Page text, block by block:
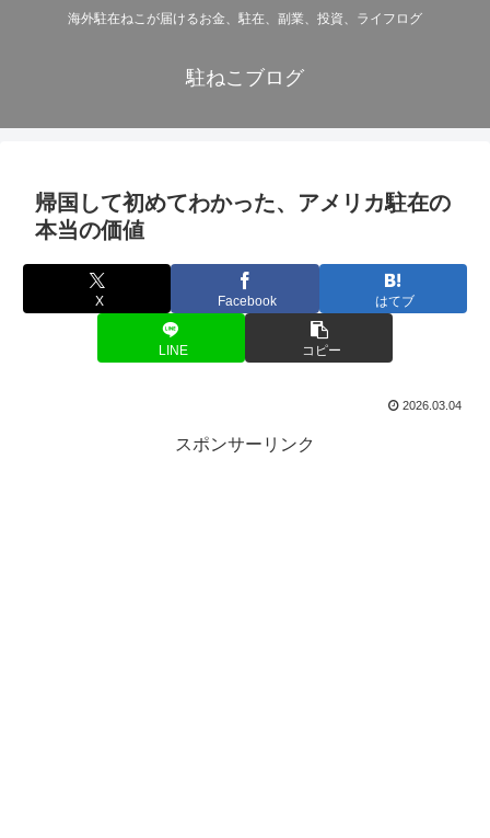
海外駐在ねこが届けるお金、駐在、副業、投資、ライフログ
駐ねこブログ
帰国して初めてわかった、アメリカ駐在の
本当の価値
X Facebook はてブ
LINE コピー
2026.03.04
スポンサーリンク